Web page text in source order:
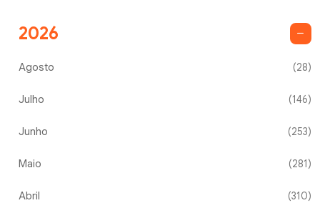
2026
Agosto (28)
Julho (146)
Junho (253)
Maio (281)
Abril (310)